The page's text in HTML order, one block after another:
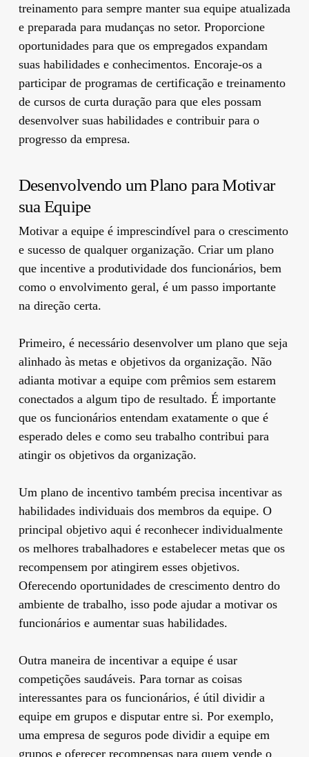
treinamento para sempre manter sua equipe atualizada
e preparada para mudanças no setor. Proporcione
oportunidades para que os empregados expandam
suas habilidades e conhecimentos. Encoraje-os a
participar de programas de certificação e treinamento
de cursos de curta duração para que eles possam
desenvolver suas habilidades e contribuir para o
progresso da empresa.
Desenvolvendo um Plano para Motivar
sua Equipe
Motivar a equipe é imprescindível para o crescimento
e sucesso de qualquer organização. Criar um plano
que incentive a produtividade dos funcionários, bem
como o envolvimento geral, é um passo importante
na direção certa.
Primeiro, é necessário desenvolver um plano que seja
alinhado às metas e objetivos da organização. Não
adianta motivar a equipe com prêmios sem estarem
conectados a algum tipo de resultado. É importante
que os funcionários entendam exatamente o que é
esperado deles e como seu trabalho contribui para
atingir os objetivos da organização.
Um plano de incentivo também precisa incentivar as
habilidades individuais dos membros da equipe. O
principal objetivo aqui é reconhecer individualmente
os melhores trabalhadores e estabelecer metas que os
recompensem por atingirem esses objetivos.
Oferecendo oportunidades de crescimento dentro do
ambiente de trabalho, isso pode ajudar a motivar os
funcionários e aumentar suas habilidades.
Outra maneira de incentivar a equipe é usar
competições saudáveis. Para tornar as coisas
interessantes para os funcionários, é útil dividir a
equipe em grupos e disputar entre si. Por exemplo,
uma empresa de seguros pode dividir a equipe em
grupos e oferecer recompensas para quem vende o